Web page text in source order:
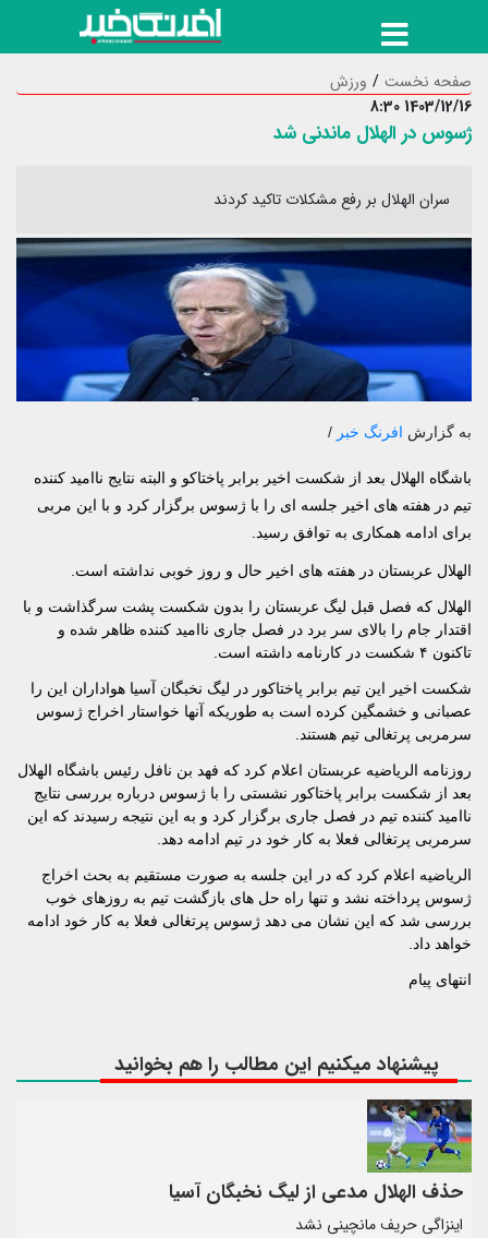
صفحه نخست
ورزش
1403/12/16 8:30
ژسوس در الهلال ماندنی شد
سران الهلال بر رفع مشکلات تاکید کردند
به گزارش افرنگ خبر /
باشگاه الهلال بعد از شکست اخیر برابر پاختاکو و البته نتایج ناامید کننده
تیم در هفته های اخیر جلسه ای را با ژسوس برگزار کرد و با این مربی
برای ادامه همکاری به توافق رسید.
الهلال عربستان در هفته های اخیر حال و روز خوبی نداشته است.
الهلال که فصل قبل لیگ عربستان را بدون شکست پشت سرگذاشت و با
اقتدار جام را بالای سر برد در فصل جاری ناامید کننده ظاهر شده و
تاکنون ۴ شکست در کارنامه داشته است.
شکست اخیر این تیم برابر پاختاکور در لیگ نخبگان آسیا هواداران این را
عصبانی و خشمگین کرده است به طوریکه آنها خواستار اخراج ژسوس
سرمربی پرتغالی تیم هستند.
روزنامه الریاضیه عربستان اعلام کرد که فهد بن نافل رئیس باشگاه الهلال
بعد از شکست برابر پاختاکور نشستی را با ژسوس درباره بررسی نتایج
ناامید کننده تیم در فصل جاری برگزار کرد و به این نتیجه رسیدند که این
سرمربی پرتغالی فعلا به کار خود در تیم ادامه دهد.
الریاضیه اعلام کرد که در این جلسه به صورت مستقیم به بحث اخراج
ژسوس پرداخته نشد و تنها راه حل های بازگشت تیم به روزهای خوب
بررسی شد که این نشان می دهد ژسوس پرتغالی فعلا به کار خود ادامه
خواهد داد.
انتهای پیام
پیشنهاد میکنیم این مطالب را هم بخوانید
حذف الهلال مدعی از لیگ نخبگان آسیا
اینزاگی حریف مانچینی نشد